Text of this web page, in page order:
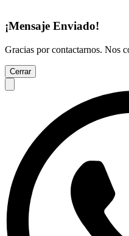
¡Mensaje Enviado!
Gracias por contactarnos. Nos
Cerrar